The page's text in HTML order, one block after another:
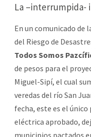
La –interrumpida-
En un comunicado de
del Riesgo de
Todos Somos
de pesos para el
Miguel-Sipí, el cual
veredas del río San
fecha, este es el
eléctrica aprobado,
municipios pactados